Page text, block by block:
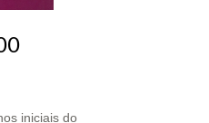
iniciais do